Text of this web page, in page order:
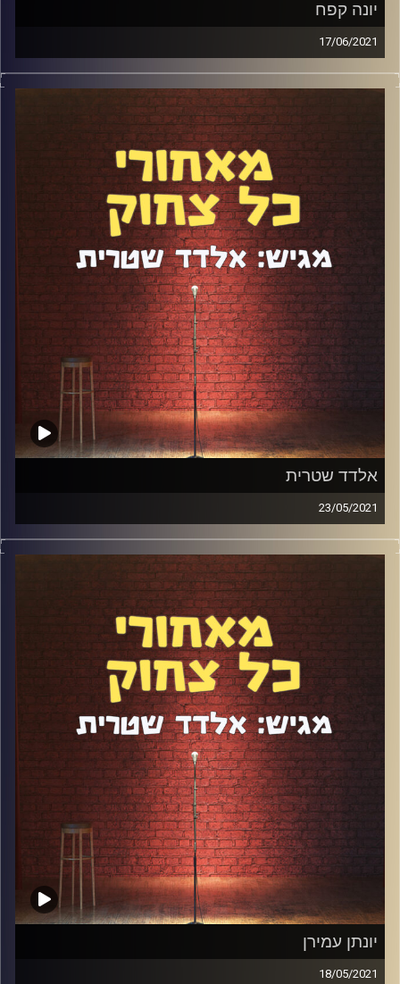
יונה קפח
17/06/2021
יונה קפח היא תופעת סטנדאפ עם סיפור שנלקח מהאגדות.
תוך 4 שנים היא מוכרת כרטיסים להופעות בכל הארץ, מופיעה
עם עדי אשכנזי ומפציצה בפינת טלוויזיה אצל שי שטרן. דיברנו
על הדרך שהיא עשתה, על מה שמייחד אותה, על העבודה
במחלבה, על הופעות זום בקורונה, פעילות ברשתות החברתיות
קרדיט תמונות:אלדד שטרית
אלדד שטרית
23/05/2021
מוכנים? הפרק ה-100 הגיע! אחרי 99 פרקים בהם ראיין את
מיטב הקומיקאים בישראל, הגיע תורו של אלדד שטרית
להתראיין ולענות על השאלות של אלי חביב ולאה לב. במשך
יותר משעתיים הוא פתח את הכל: מאחורי הקלעים של
הפודקאסט, החזרה בשאלה, הסטנדאפ, כתיבה, חרדות, סמים,
אלכוהול ומה לא בעצם. תבלו.
קרדיט תמונות:אלדד שטרית
יונתן עמירן
18/05/2021